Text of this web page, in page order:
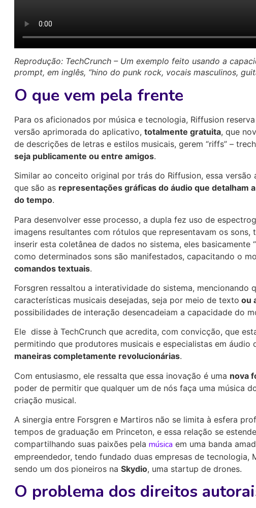
Reprodução: TechCrunch – Um exemplo feito usando a
prompt, em inglês, “hino do punk rock, vocais masculinos,
O que vem pela frente
Para os aficionados por música e tecnologia, Riffusion
versão aprimorada do aplicativo, totalmente gratuita, que
de descrições de letras e estilos musicais, gerem “riffs” –
seja publicamente ou entre amigos.
Similar ao conceito original por trás do Riffusion, essa
que são as representações gráficas do áudio que
do tempo.
Para desenvolver esse processo, a dupla fez uso de
imagens resultantes com rótulos que representavam os sons,
inserir esta coletânea de dados no sistema, eles basicamente
como determinados sons são manifestados, capacitando o
comandos textuais.
Forsgren ressaltou a interatividade do sistema, mencionando
características musicais desejadas, seja por meio de texto ou
possibilidades de interação desencadeiam a capacidade do
Ele disse à TechCrunch que acredita, com convicção, que
permitindo que produtores musicais e especialistas em áudio
maneiras completamente revolucionárias.
Com entusiasmo, ele ressalta que essa inovação é uma nova
poder de permitir que qualquer um de nós faça uma música
criação musical.
A sinergia entre Forsgren e Martiros não se limita à esfera
tempos de graduação em Princeton, e essa relação se
compartilhando suas paixões pela música em uma banda
empreendedor, tendo fundado duas empresas de
sendo um dos pioneiros na Skydio, uma startup de drones.
O problema dos direitos